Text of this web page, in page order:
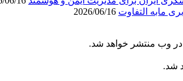
در وب منتشر خواهد شد.
شد.